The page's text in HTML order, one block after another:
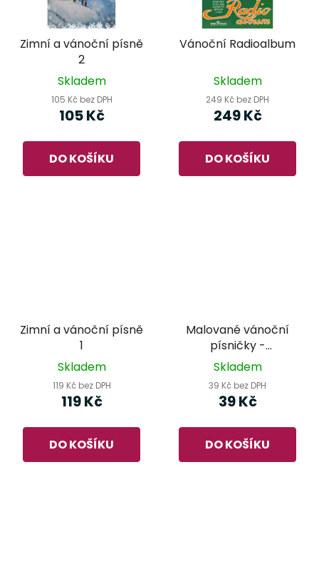
Zimní a vánoční písně
2
Skladem
105 Kč bez DPH
105 Kč
DO KOŠÍKU
Vánoční Radioalbum
Skladem
249 Kč bez DPH
249 Kč
DO KOŠÍKU
Zimní a vánoční písně
1
Skladem
119 Kč bez DPH
119 Kč
DO KOŠÍKU
Malované vánoční
písničky -
omalovánky Miloše
Skladem
39 Kč bez DPH
39 Kč
DO KOŠÍKU